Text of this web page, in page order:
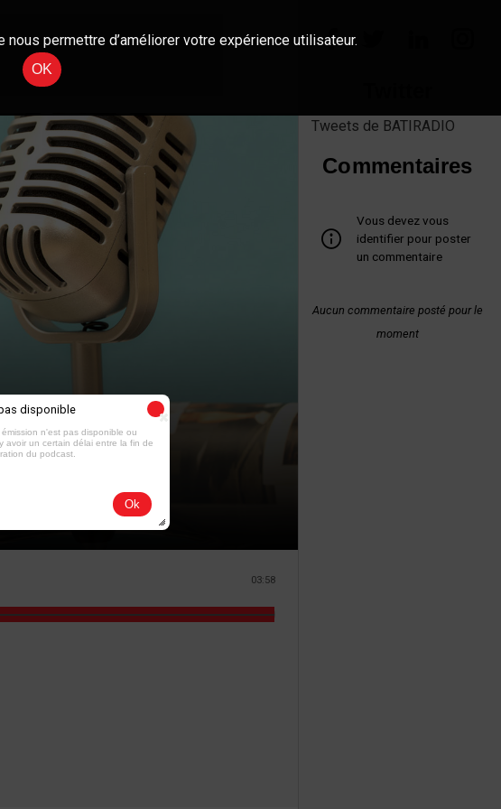
03:58
Tweets de BATIRADIO
Commentaires
Vous devez vous
identifier pour poster
un commentaire
Aucun commentaire posté pour le
moment
permettre d’améliorer votre expérience utilisateur.
OK
disponible
n'est pas disponible ou
avoir un certain délai entre la fin de
du podcast.
Ok